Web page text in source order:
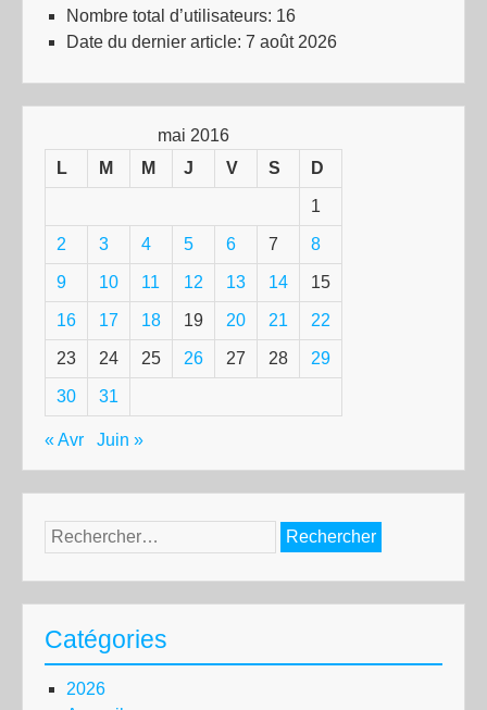
Nombre total d’utilisateurs: 16
Date du dernier article: 7 août 2026
mai 2016
L
M M J V S D
1
2 3 4 5 6 7 8
9 10 11 12 13 14 15
16 17 18 19 20 21 22
23 24 25 26 27 28 29
30 31
« Avr Juin »
Rechercher :
Catégories
2026